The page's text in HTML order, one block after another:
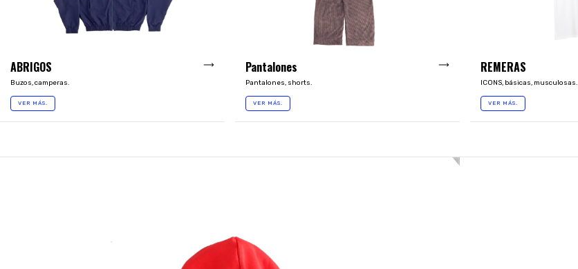
ABRIGOS
Buzos, camperas.
VER MÁS.
Pantalones
Pantalones, shorts.
VER MÁS.
REMERAS
ICONS, básicas, musculosas.
VER MÁS.